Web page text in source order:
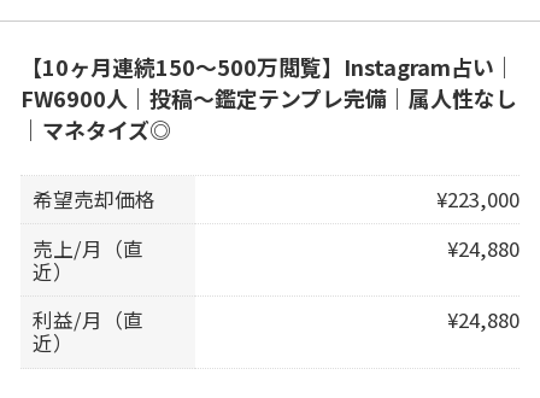
【10ヶ月連続150〜500万閲覧】Instagram占い｜
FW6900人｜投稿〜鑑定テンプレ完備｜属人性なし
｜マネタイズ◎
希望売却価格
¥223,000
売上/月（直
近）
¥24,880
利益/月（直
近）
¥24,880